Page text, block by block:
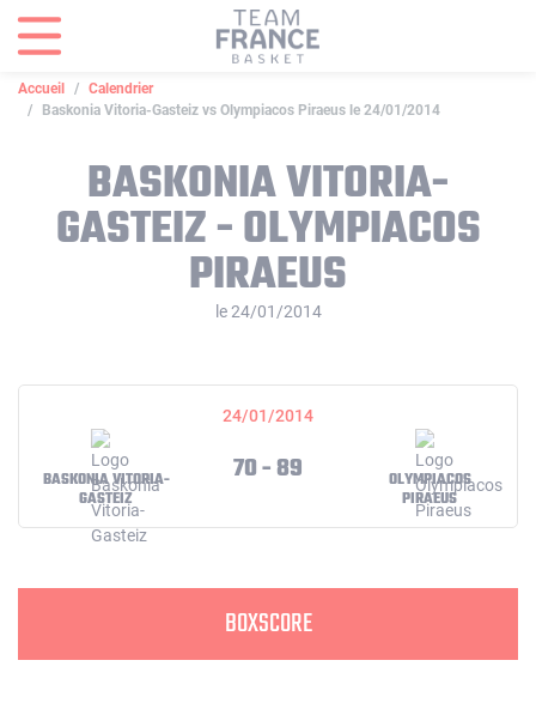
Accueil
Calendrier
Baskonia Vitoria-Gasteiz vs Olympiacos Piraeus le 24/01/2014
BASKONIA VITORIA-
GASTEIZ - OLYMPIACOS
PIRAEUS
le 24/01/2014
24/01/2014
BASKONIA VITORIA-
GASTEIZ
70 - 89
OLYMPIACOS
PIRAEUS
BOXSCORE
Panneau de gestion des cookies